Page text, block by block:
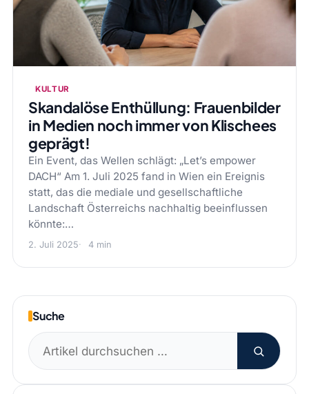
KULTUR
Skandalöse Enthüllung: Frauenbilder
in Medien noch immer von Klischees
geprägt!
Ein Event, das Wellen schlägt: „Let’s empower
DACH“ Am 1. Juli 2025 fand in Wien ein Ereignis
statt, das die mediale und gesellschaftliche
Landschaft Österreichs nachhaltig beeinflussen
könnte:…
2. Juli 2025 4 min
Suche
Suchen
nach: